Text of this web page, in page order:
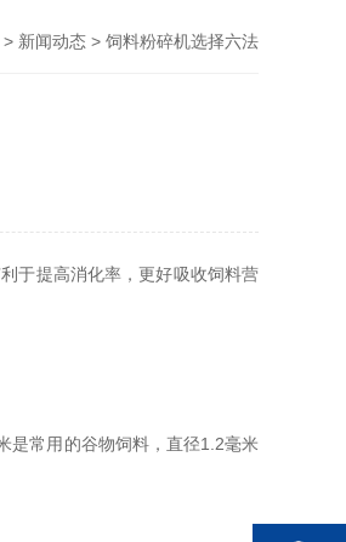
> 新闻动态 > 饲料粉碎机选择六法
于提高消化率，更好吸收饲料营
是常用的谷物饲料，直径1.2毫米